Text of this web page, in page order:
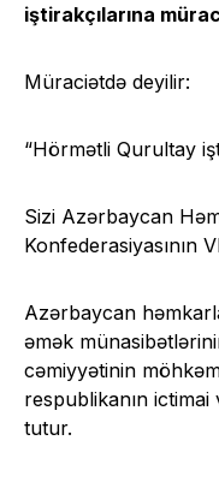
iştirakçılarına
Müraciətdə deyilir:
“Hörmətli Qurultay
Sizi Azərbaycan
Konfederasiyasının
Azərbaycan
əmək
cəmiyyətinin
respublikanın
tutur.